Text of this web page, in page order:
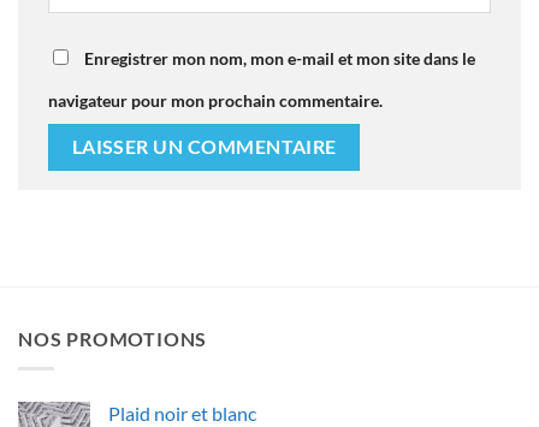
Enregistrer mon nom, mon e-mail et mon site dans le
navigateur pour mon prochain commentaire.
NOS PROMOTIONS
Plaid noir et blanc